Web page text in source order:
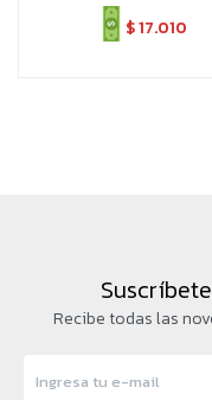
$17.010
Recibe todas las